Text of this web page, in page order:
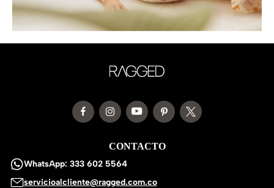
CONTACTO
WhatsApp: 333 602 5564
servicioalcliente@ragged.com.co